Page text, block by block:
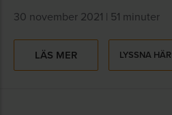
30 november 2021 | 51 minuter
LÄS MER LYSSNA HÄR